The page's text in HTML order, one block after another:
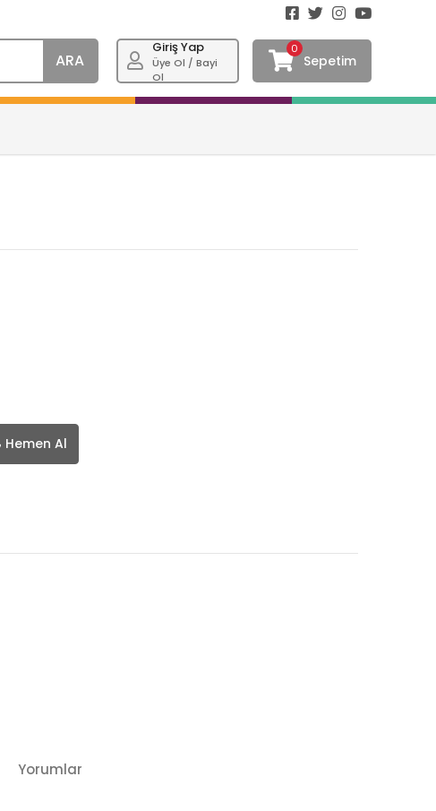
ARA
Giriş Yap
Üye Ol / Bayi
Ol
0
Sepetim
Hemen Al
Yorumlar